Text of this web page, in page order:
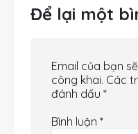
Để lại một
Email của bạn
công khai. Các
đánh dấu *
Bình luận *